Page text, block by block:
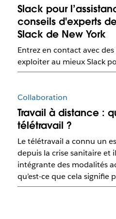
Slack pour
conseils d'experts
Slack de New York
Entrez en contact avec
exploiter au mieux Slack
Collaboration
Travail à distance :
télétravail ?
Le télétravail a connu un
depuis la crise sanitaire et
intégrante des modalités
qu’est-ce que cela signifie